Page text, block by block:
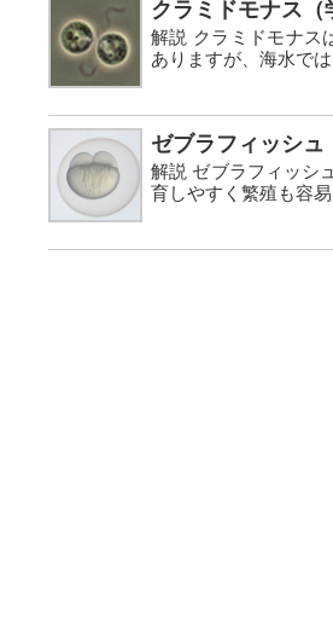
クラミドモナス（
解説 クラミドモナス
ありますが、海水で
ゼブラフィッシュ
解説 ゼブラフィッシ
育しやすく繁殖も容